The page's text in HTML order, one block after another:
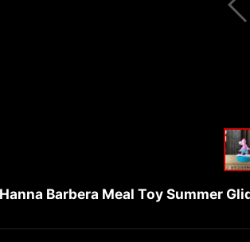
Barbera Meal Toy Summer